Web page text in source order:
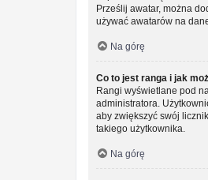
Prześlij awatar, można
używać awatarów na
Na górę
Co to jest ranga i jak
Rangi wyświetlane pod
administratora.
aby zwiększyć swój
takiego użytkownika.
Na górę